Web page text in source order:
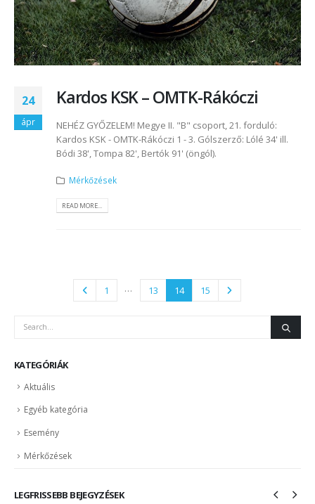
24
ápr
Kardos KSK – OMTK-Rákóczi
NEHÉZ GYŐZELEM! Megye II. "B" csoport, 21. forduló:
Kardos KSK - OMTK-Rákóczi 1 - 3. Gólszerző: Lólé 34' ill.
Bódi 38', Tompa 82', Bertók 91' (öngól).
Mérkőzések
READ MORE...
1 … 13 14 15
KATEGÓRIÁK
Aktuális
Egyéb kategória
Esemény
Mérkőzések
LEGFRISSEBB BEJEGYZÉSEK